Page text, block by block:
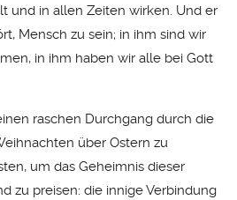
und in allen Zeiten wirken. Und er
Mensch zu sein; in ihm sind wir
in ihm haben wir alle bei Gott
raschen Durchgang durch die
über Ostern zu
um das Geheimnis dieser
zu preisen: die innige Verbindung